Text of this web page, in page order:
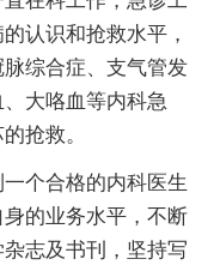
认识和抢救水平，
综合症、支气管发
大咯血等内科急
抢救。
个合格的内科医生
的业务水平，不断
志及书刊，坚持写